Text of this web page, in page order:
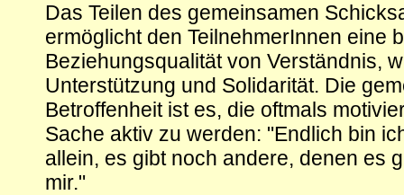
Das Teilen des gemeinsamen
ermöglicht den TeilnehmerInnen eine
Beziehungsqualität von Verständnis,
Unterstützung und Solidarität. Die
Betroffenheit ist es, die oftmals
Sache aktiv zu werden: "Endlich bin
allein, es gibt noch andere, denen es
mir."